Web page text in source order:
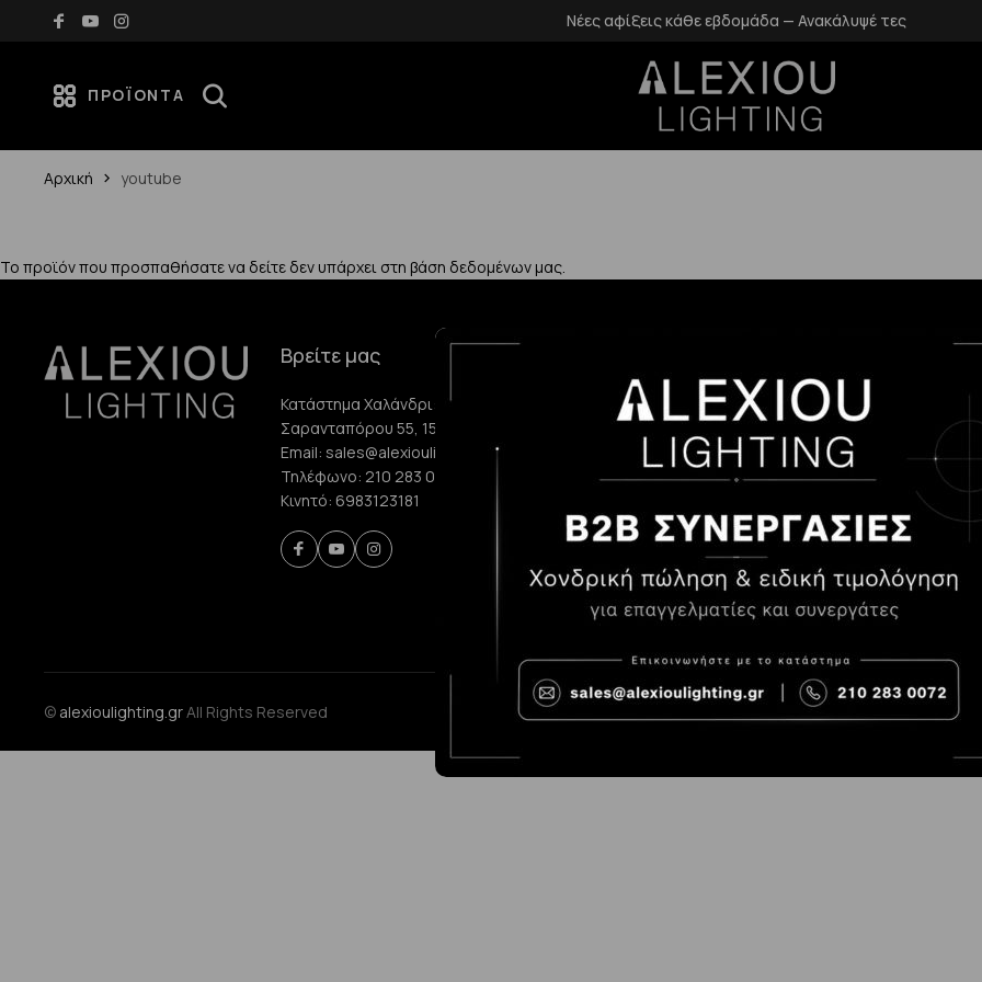
Δωρεάν μεταφορικά για αγορές άνω των 70€ Νέες αφίξεις κάθε εβδομάδα — Ανακάλυψέ τες
ΠΡΟΪΌΝΤΑ
Αρχική youtube
Το προϊόν που προσπαθήσατε να δείτε δεν υπάρχει στη βάση δεδομένων μας.
Βρείτε μας
Κατάστημα Χαλάνδρι:
Σαρανταπόρου 55, 15232, Χαλάνδρι
Email: sales@alexioulighting.gr
Τηλέφωνο: 210 283 0072
Κινητό: 6983123181
Η Εταιρεία μας
Επικοινωνία
Blog
Τρόποι Παραγγελίας
Τρόποι Αποστολής και
κόστος
Επιστροφές
Προστασία
Δεδομένων
Όροι χρήσης
Cookies
Consent
© alexioulighting.grAll Rights Reserved